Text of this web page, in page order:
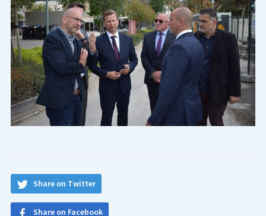
Share on Twitter
Share on Facebook